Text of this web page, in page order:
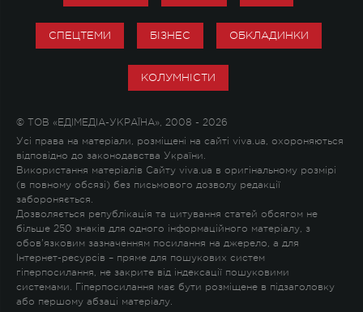
СПЕЦТЕМИ БІЗНЕС ОБКЛАДИНКИ
КОЛУМНІСТИ
© ТОВ «ЕДІМЕДІА-УКРАЇНА», 2008 - 2026
Усі права на матеріали, розміщені на сайті viva.ua, охороняються
відповідно до законодавства України.
Використання матеріалів Сайту viva.ua в оригінальному розмірі
(в повному обсязі) без письмового дозволу редакції
забороняється.
Дозволяється републікація та цитування статей обсягом не
більше 250 знаків для одного інформаційного матеріалу, з
обов'язковим зазначенням посилання на джерело, а для
Інтернет-ресурсів – пряме для пошукових систем
гіперпосилання, не закрите від індексації пошуковими
системами. Гіперпосилання має бути розміщене в підзаголовку
або першому абзаці матеріалу.